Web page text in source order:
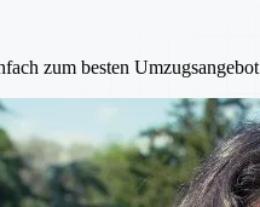
zum besten Umzugsangebot